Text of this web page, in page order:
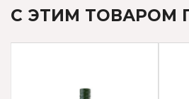
С ЭТИМ ТОВАРОМ